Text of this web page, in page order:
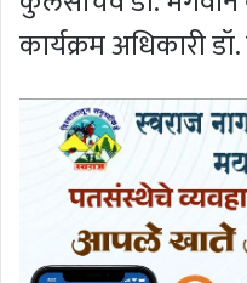
कार्यक्रम अधिकारी